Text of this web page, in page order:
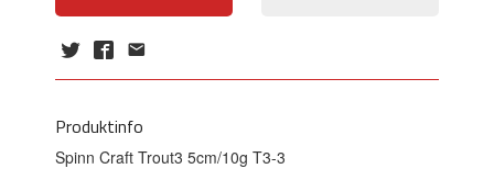
Produktinfo
Spinn Craft Trout3 5cm/10g T3-3